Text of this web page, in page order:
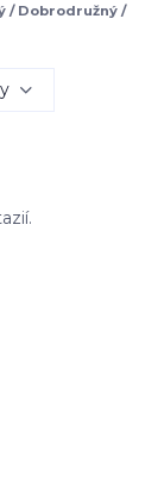
/ Dobrodružný /